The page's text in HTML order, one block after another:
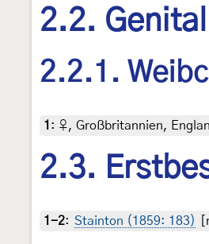
2.2.
2.2.1.
1 : ♀, Großbritannien,
2.3.
1-2: Stainton (1859: 183)